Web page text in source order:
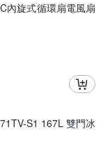
內旋式循環扇電風扇
S1 167L 雙門冰